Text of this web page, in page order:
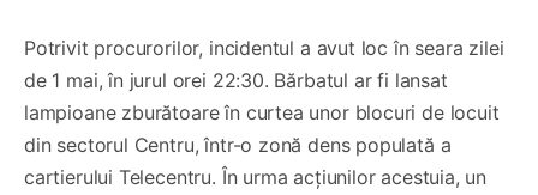
Potrivit procurorilor, incidentul a avut loc în seara zilei
de 1 mai, în jurul orei 22:30. Bărbatul ar fi lansat
lampioane zburătoare în curtea unor blocuri de locuit
din sectorul Centru, într-o zonă dens populată a
cartierului Telecentru. În urma acțiunilor acestuia, un